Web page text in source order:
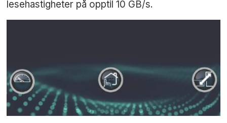
lesehastigheter på opptil 10 GB/s.